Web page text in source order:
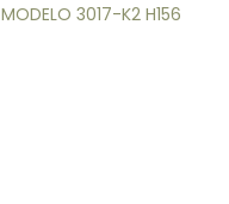
MODELO 3017-K2 H156